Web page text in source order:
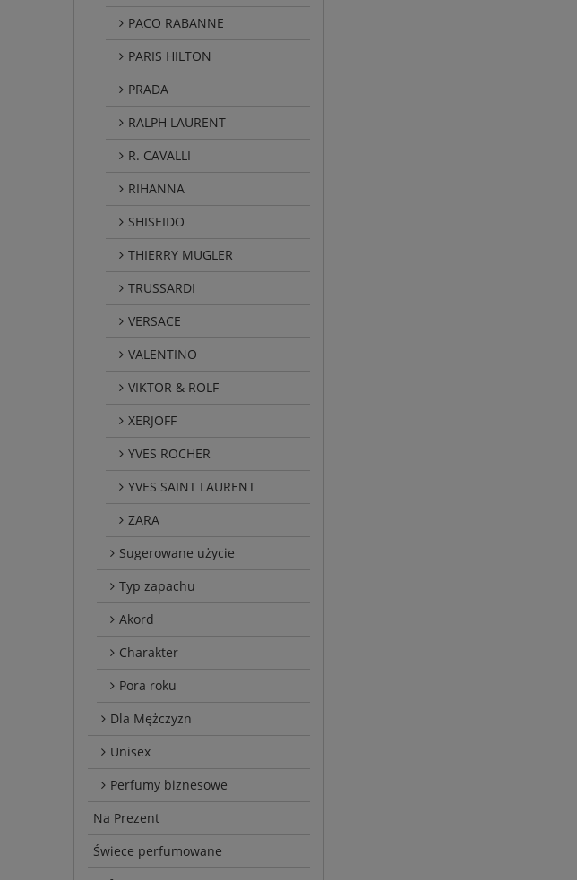
PACO RABANNE
PARIS HILTON
PRADA
RALPH LAURENT
R. CAVALLI
RIHANNA
SHISEIDO
THIERRY MUGLER
TRUSSARDI
VERSACE
VALENTINO
VIKTOR & ROLF
XERJOFF
YVES ROCHER
YVES SAINT LAURENT
ZARA
Sugerowane użycie
Typ zapachu
Akord
Charakter
Pora roku
Dla Mężczyzn
Unisex
Perfumy biznesowe
Na Prezent
Świece perfumowane